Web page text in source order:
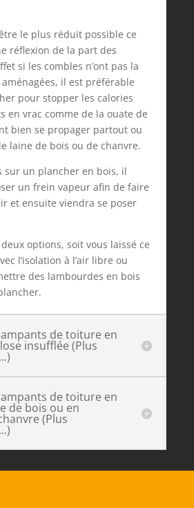
le plus réduit possible ce
réflexion de la part des
si les combles n’ont pas la
aménagées, il est préférable
pour stopper les calories
en vrac comme de la ouate de
bien se propager partout ou
laine de bois ou de chanvre.
sur un plancher en bois, il
un frein vapeur afin de faire
et ensuite viendra se poser
options, soit vous laissé ce
l’isolation à l’air libre ou
des lambourdes en bois
de toiture en
insufflée (Plus
de toiture en
de bois ou en
(Plus